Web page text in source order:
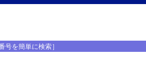
号を簡単に検索］